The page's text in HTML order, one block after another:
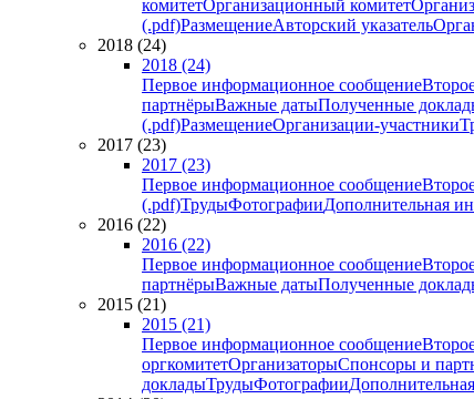
комитетОрганизационный комитет
(.pdf)РазмещениеАвторский указатель
2018 (24)
2018 (24)
Первое информационное сообщение
партнёрыВажные датыПолученные
(.pdf)РазмещениеОрганизации-участники
2017 (23)
2017 (23)
Первое информационное сообщение
(.pdf)ТрудыФотографииДополнительная
2016 (22)
2016 (22)
Первое информационное сообщение
партнёрыВажные датыПолученные
2015 (21)
2015 (21)
Первое информационное сообщение
оргкомитетОрганизаторыСпонсоры и
докладыТрудыФотографии